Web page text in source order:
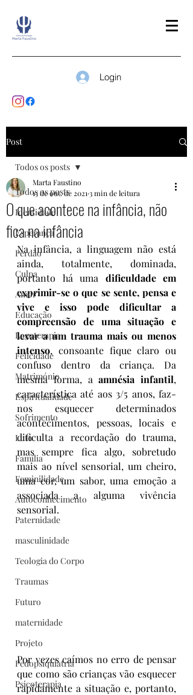
Login
Post
Todos os posts
Identidade
Esperança
Perdão
Culpa
Amor
Educação
Logoterapia
Felicidade
Matrimónio
Espiritualidade
Sofrimento
Luto
Família
Feminilidade
Autoconhecimento
Paternidade
masculinidade
Teologia do Corpo
Traumas
Futuro
maternidade
Projeto
Pedopsiquiatria
Psicoterapia
Todos os posts
O que acontece na infância, não
fica na infância
Marta Faustino
15 de out. de 2021 3 min de leitura
Na infância, a linguagem não está
ainda, totalmente, dominada,
portanto há uma dificuldade em
exprimir-se o que se sente, pensa e
vive e isso pode dificultar a
compreensão de uma situação e
levar a um trauma mais ou menos
intenso, consoante fique claro ou
confuso dentro da criança. Da
mesma forma, a amnésia infantil,
característica até aos 3/5 anos, faz-
nos esquecer determinados
acontecimentos, pessoas, locais e
dificulta a recordação do trauma,
mas sempre fica algo, sobretudo
mais ao nível sensorial, um cheiro,
uma cor, um sabor, uma emoção a
associada a alguma vivência
sensorial.
Por vezes caímos no erro de pensar
que como são crianças vão esquecer
rapidamente a situação e, portanto,